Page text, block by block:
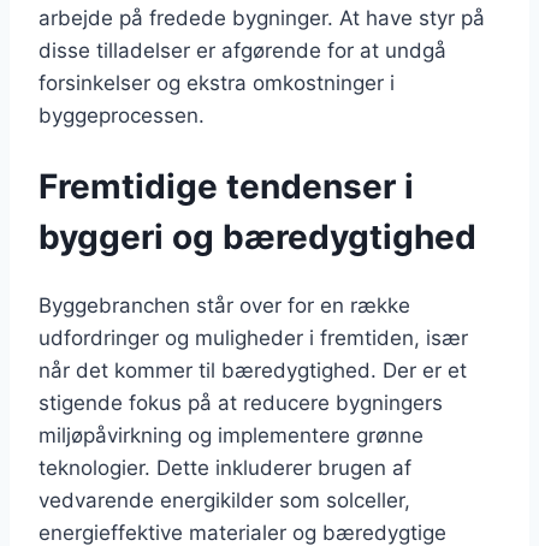
arbejde på fredede bygninger. At have styr på
disse tilladelser er afgørende for at undgå
forsinkelser og ekstra omkostninger i
byggeprocessen.
Fremtidige tendenser i
byggeri og bæredygtighed
Byggebranchen står over for en række
udfordringer og muligheder i fremtiden, især
når det kommer til bæredygtighed. Der er et
stigende fokus på at reducere bygningers
miljøpåvirkning og implementere grønne
teknologier. Dette inkluderer brugen af
vedvarende energikilder som solceller,
energieffektive materialer og bæredygtige